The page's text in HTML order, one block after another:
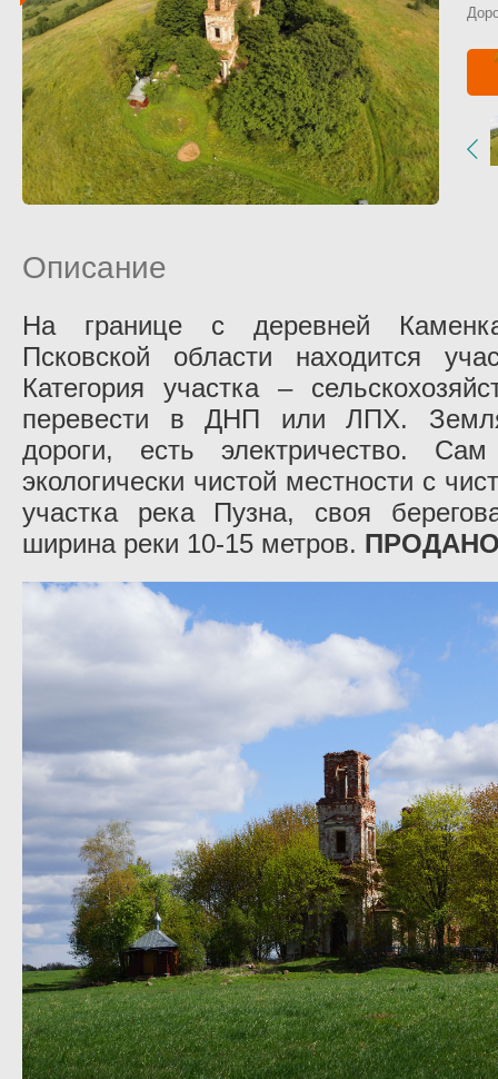
Описание
На границе с деревней
Псковской области находится
Категория участка –
перевести в ДНП или ЛПХ. Земля
дороги, есть электричество.
экологически чистой местности с
участка река Пузна, своя
ширина реки 10-15 метров.